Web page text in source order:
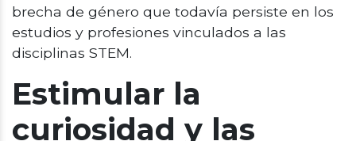
brecha de género que todavía persiste en los
estudios y profesiones vinculados a las
disciplinas STEM.
Estimular la
curiosidad y las